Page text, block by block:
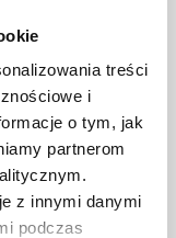
treści
i
o tym, jak
partnerom
z innymi danymi
podczas
ZNAĆ
mogą okazać
zasobami
projektu nie